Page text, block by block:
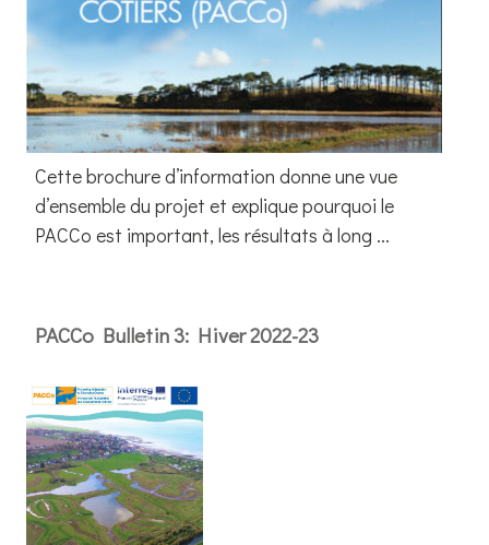
Cette brochure d’information donne une vue
d’ensemble du projet et explique pourquoi le
PACCo est important, les résultats à long ...
PACCo Bulletin 3: Hiver 2022-23